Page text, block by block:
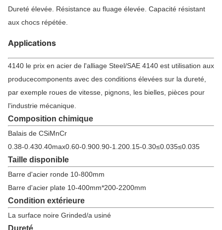
Dureté élevée. Résistance au fluage élevée. Capacité résistant
aux chocs répétée.
Applications
4140 le prix en acier de l'alliage Steel/SAE 4140 est utilisation aux
producecomponents avec des conditions élevées sur la dureté,
par exemple roues de vitesse, pignons, les bielles, pièces pour
l'industrie mécanique.
Composition chimique
Balais de CSiMnCr
0.38-0.430.40max0.60-0.900.90-1.200.15-0.30≤0.035≤0.035
Taille disponible
Barre d'acier ronde 10-800mm
Barre d'acier plate 10-400mm*200-2200mm
Condition extérieure
La surface noire Grinded/a usiné
Dureté